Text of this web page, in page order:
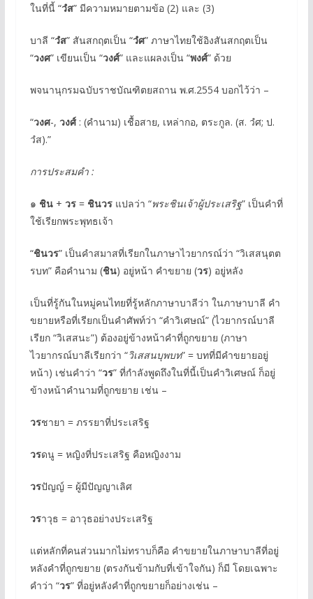
ในที่นี้ “วํส” มีความหมายตามข้อ (2) และ (3)
บาลี “วํส” สันสกฤตเป็น “วํศ” ภาษาไทยใช้อิงสันสกฤตเป็น
“วงศ” เขียนเป็น “วงศ์” และแผลงเป็น “พงศ์” ด้วย
พจนานุกรมฉบับราชบัณฑิตยสถาน พ.ศ.2554 บอกไว้ว่า –
“วงศ-, วงศ์: (คำนาม) เชื้อสาย, เหล่ากอ, ตระกูล. (ส. วํศ; ป.
วํส).”
การประสมคำ :
๑ ชิน+ วร= ชินวรแปลว่า “พระชินเจ้าผู้ประเสริฐ” เป็นคำที่
ใช้เรียกพระพุทธเจ้า
“ชินวร” เป็นคำสมาสที่เรียกในภาษาไวยากรณ์ว่า “วิเสสนุตต
รบท” คือคำนาม (ชิน) อยู่หน้า คำขยาย (วร) อยู่หลัง
เป็นที่รู้กันในหมู่คนไทยที่รู้หลักภาษาบาลีว่า ในภาษาบาลี คำ
ขยายหรือที่เรียกเป็นคำศัพท์ว่า “คำวิเศษณ์” (ไวยากรณ์บาลี
เรียก “วิเสสนะ”) ต้องอยู่ข้างหน้าคำที่ถูกขยาย (ภาษา
ไวยากรณ์บาลีเรียกว่า “วิเสสนบุพบท” = บทที่มีคำขยายอยู่
หน้า) เช่นคำว่า “วร” ที่กำลังพูดถึงในที่นี้เป็นคำวิเศษณ์ ก็อยู่
ข้างหน้าคำนามที่ถูกขยาย เช่น –
วรชายา = ภรรยาที่ประเสริฐ
วรดนู = หญิงที่ประเสริฐ คือหญิงงาม
วรปัญญ์ = ผู้มีปัญญาเลิศ
วราวุธ = อาวุธอย่างประเสริฐ
แต่หลักที่คนส่วนมากไม่ทราบก็คือ คำขยายในภาษาบาลีที่อยู่
หลังคำที่ถูกขยาย (ตรงกันข้ามกับที่เข้าใจกัน) ก็มี โดยเฉพาะ
คำว่า “วร” ที่อยู่หลังคำที่ถูกขยายก็อย่างเช่น –